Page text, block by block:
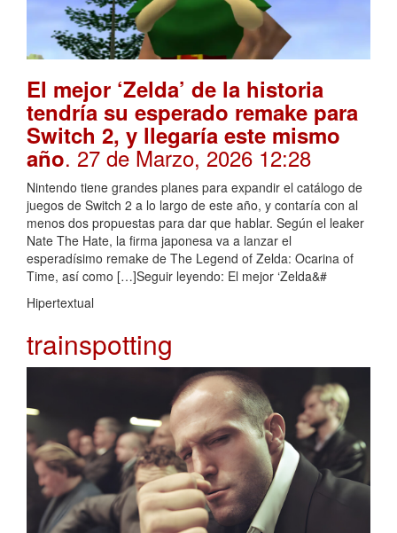
El mejor ‘Zelda’ de la historia
tendría su esperado remake para
Switch 2, y llegaría este mismo
año. 27 de Marzo, 2026 12:28
Nintendo tiene grandes planes para expandir el catálogo de
juegos de Switch 2 a lo largo de este año, y contaría con al
menos dos propuestas para dar que hablar. Según el leaker
Nate The Hate, la firma japonesa va a lanzar el
esperadísimo remake de The Legend of Zelda: Ocarina of
Time, así como […]Seguir leyendo: El mejor ‘Zelda&#
Hipertextual
trainspotting